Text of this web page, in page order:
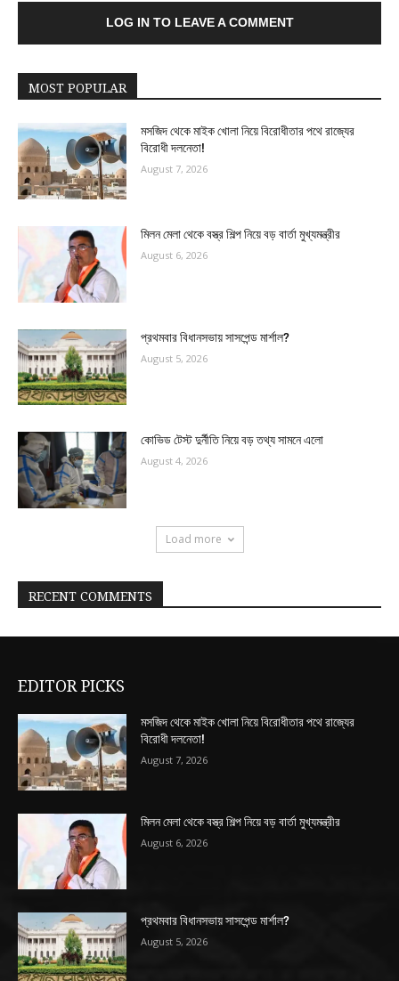
LOG IN TO LEAVE A COMMENT
MOST POPULAR
মসজিদ থেকে মাইক খোলা নিয়ে বিরোধীতার পথে রাজ্যের
বিরোধী দলনেতা!
August 7, 2026
মিলন মেলা থেকে বস্ত্র শিল্প নিয়ে বড় বার্তা মুখ্যমন্ত্রীর
August 6, 2026
প্রথমবার বিধানসভায় সাসপেন্ড মার্শাল?
August 5, 2026
কোভিড টেস্ট দুর্নীতি নিয়ে বড় তথ্য সামনে এলো
August 4, 2026
Load more
RECENT COMMENTS
EDITOR PICKS
মসজিদ থেকে মাইক খোলা নিয়ে বিরোধীতার পথে রাজ্যের
বিরোধী দলনেতা!
August 7, 2026
মিলন মেলা থেকে বস্ত্র শিল্প নিয়ে বড় বার্তা মুখ্যমন্ত্রীর
August 6, 2026
প্রথমবার বিধানসভায় সাসপেন্ড মার্শাল?
August 5, 2026